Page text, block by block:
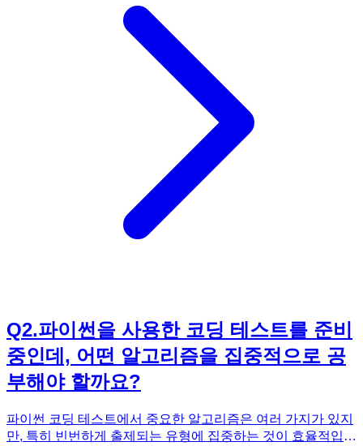
요한 핵심 자료구조와 알고리즘 개념을 상세하게 설명합니다.
또한, 각 풀이의 시간 복잡도를 분석하여 효율적인 코드 작성
능력을 향상시킬 수 있도록 돕습니다. 특히, 신입 사원 코딩 테
스트에 최적화된 문제들로 구성되어 있어, 단기간에 실력 향상
을 이루고 자신감을 얻을 수 있습니다. 처음 코딩 테스트를 준
비하시는 분들이라면, 이 책을 통해 체계적으로 학습하고 합격
의 가능성을 높일 수 있습니다. 자료구조, 알고리즘 기초부터
빈출 문제 풀이까지 한 권으로 해결하고 싶다면, 《코딩 테스
트 합격자 되기(파이썬 편)》을 강력 추천합니다.
Q2.파이썬을 사용한 코딩 테스트를 준비
중인데, 어떤 알고리즘을 집중적으로 공
부해야 할까요?
파이썬 코딩 테스트에서 중요한 알고리즘은 여러 가지가 있지
만, 특히 빈번하게 출제되는 유형에 집중하는 것이 효율적입니